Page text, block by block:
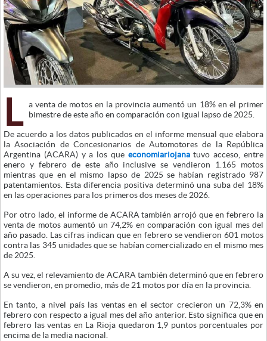
L
a venta de motos en la provincia aumentó un 18% en el primer
bimestre de este año en comparación con igual lapso de 2025.
De acuerdo a los datos publicados en el informe mensual que elabora
la Asociación de Concesionarios de Automotores de la República
Argentina (ACARA) y a los que economiariojanatuvo acceso, entre
enero y febrero de este año inclusive se vendieron 1.165 motos
mientras que en el mismo lapso de 2025 se habían registrado 987
patentamientos. Esta diferencia positiva determinó una suba del 18%
en las operaciones para los primeros dos meses de 2026.
Por otro lado, el informe de ACARA también arrojó que en febrero la
venta de motos aumentó un 74,2% en comparación con igual mes del
año pasado. Las cifras indican que en febrero se vendieron 601 motos
contra las 345 unidades que se habían comercializado en el mismo mes
de 2025.
A su vez, el relevamiento de ACARA también determinó que en febrero
se vendieron, en promedio, más de 21 motos por día en la provincia.
En tanto, a nivel país las ventas en el sector crecieron un 72,3% en
febrero con respecto a igual mes del año anterior. Esto significa que en
febrero las ventas en La Rioja quedaron 1,9 puntos porcentuales por
encima de la media nacional.